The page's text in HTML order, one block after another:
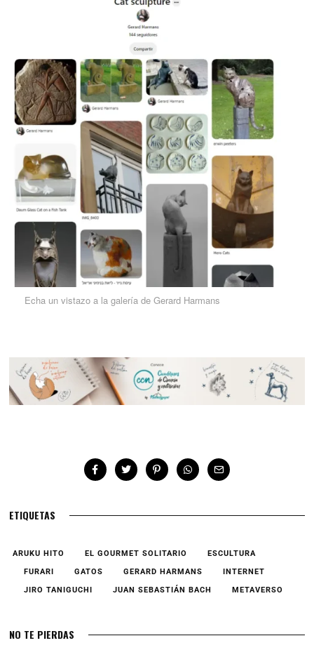
Echa un vistazo a la galería de Gerard Harmans
ETIQUETAS
ARUKU HITO EL GOURMET SOLITARIO
ESCULTURA
FURARI
GATOS GERARD HARMANS
INTERNET
JIRO TANIGUCHI
JUAN SEBASTIÁN BACH METAVERSO
NO TE PIERDAS